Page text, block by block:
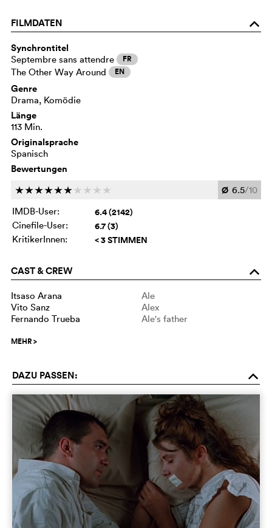
FILMDATEN o
Synchrontitel
Septembre sans attendre FR
The Other Way Around EN
Genre
Drama, Komödie
Länge
113 Min.
Originalsprache
Spanisch
Bewertungen
cccccc c c c c Ø 6.5/10
IMDB-User:
6.4 (2142)
Cinefile-User: 6.7 (3)
KritikerInnen: < 3 STIMMEN
CAST & CREW o
Itsaso Arana
Ale
Vito Sanz
Alex
Fernando Trueba
Ale's father
MEHR>
DAZU PASSEN: o